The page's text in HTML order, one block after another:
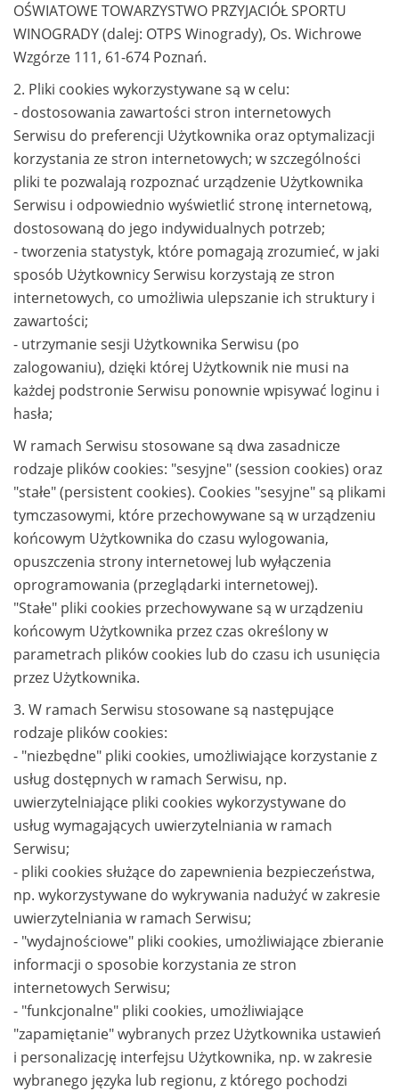
OŚWIATOWE TOWARZYSTWO PRZYJACIÓŁ SPORTU
WINOGRADY (dalej: OTPS Winogrady), Os. Wichrowe
Wzgórze 111, 61-674 Poznań.
2. Pliki cookies wykorzystywane są w celu:
- dostosowania zawartości stron internetowych
Serwisu do preferencji Użytkownika oraz optymalizacji
korzystania ze stron internetowych; w szczególności
pliki te pozwalają rozpoznać urządzenie Użytkownika
Serwisu i odpowiednio wyświetlić stronę internetową,
dostosowaną do jego indywidualnych potrzeb;
- tworzenia statystyk, które pomagają zrozumieć, w jaki
sposób Użytkownicy Serwisu korzystają ze stron
internetowych, co umożliwia ulepszanie ich struktury i
zawartości;
- utrzymanie sesji Użytkownika Serwisu (po
zalogowaniu), dzięki której Użytkownik nie musi na
każdej podstronie Serwisu ponownie wpisywać loginu i
hasła;
W ramach Serwisu stosowane są dwa zasadnicze
rodzaje plików cookies: "sesyjne" (session cookies) oraz
"stałe" (persistent cookies). Cookies "sesyjne" są plikami
tymczasowymi, które przechowywane są w urządzeniu
końcowym Użytkownika do czasu wylogowania,
opuszczenia strony internetowej lub wyłączenia
oprogramowania (przeglądarki internetowej).
"Stałe" pliki cookies przechowywane są w urządzeniu
końcowym Użytkownika przez czas określony w
parametrach plików cookies lub do czasu ich usunięcia
przez Użytkownika.
3. W ramach Serwisu stosowane są następujące
rodzaje plików cookies:
- "niezbędne" pliki cookies, umożliwiające korzystanie z
usług dostępnych w ramach Serwisu, np.
uwierzytelniające pliki cookies wykorzystywane do
usług wymagających uwierzytelniania w ramach
Serwisu;
- pliki cookies służące do zapewnienia bezpieczeństwa,
np. wykorzystywane do wykrywania nadużyć w zakresie
uwierzytelniania w ramach Serwisu;
- "wydajnościowe" pliki cookies, umożliwiające zbieranie
informacji o sposobie korzystania ze stron
internetowych Serwisu;
- "funkcjonalne" pliki cookies, umożliwiające
"zapamiętanie" wybranych przez Użytkownika ustawień
i personalizację interfejsu Użytkownika, np. w zakresie
wybranego języka lub regionu, z którego pochodzi